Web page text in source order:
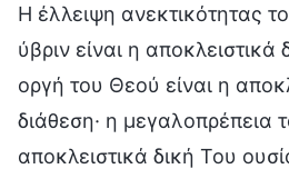
Η έλλειψη ανεκτικότητας
ύβριν είναι η αποκλειστικά
οργή του Θεού είναι η
διάθεση· η μεγαλοπρέπεια
αποκλειστικά δική Του